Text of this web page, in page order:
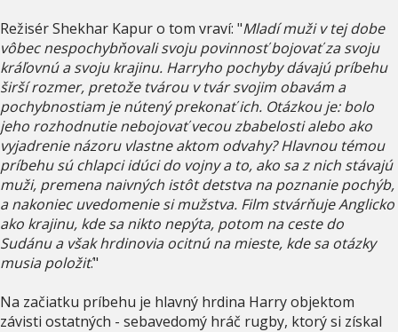
Režisér Shekhar Kapur o tom vraví: "Mladí muži v tej dobe
vôbec nespochybňovali svoju povinnosť bojovať za svoju
kráľovnú a svoju krajinu. Harryho pochyby dávajú príbehu
širší rozmer, pretože tvárou v tvár svojim obavám a
pochybnostiam je nútený prekonať ich. Otázkou je: bolo
jeho rozhodnutie nebojovať vecou zbabelosti alebo ako
vyjadrenie názoru vlastne aktom odvahy? Hlavnou témou
príbehu sú chlapci idúci do vojny a to, ako sa z nich stávajú
muži, premena naivných istôt detstva na poznanie pochýb,
a nakoniec uvedomenie si mužstva. Film stvárňuje Anglicko
ako krajinu, kde sa nikto nepýta, potom na ceste do
Sudánu a však hrdinovia ocitnú na mieste, kde sa otázky
musia položiť."
Na začiatku príbehu je hlavný hrdina Harry objektom
závisti ostatných - sebavedomý hráč rugby, ktorý si získal